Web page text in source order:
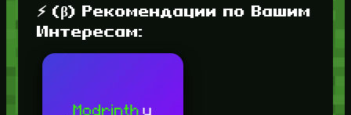
⚡ (β) Рекомендации по Вашим
Интересам: